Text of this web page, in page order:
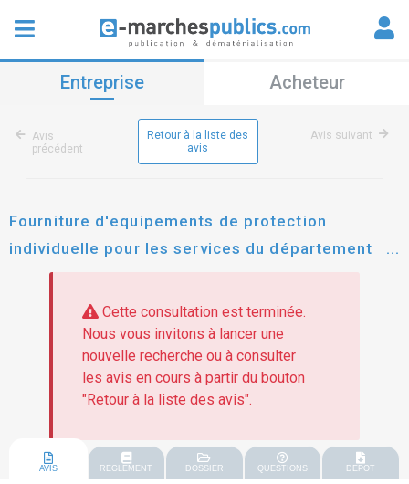
Entreprise Acheteur
Avis
précédent
Retour à la liste des
avis
Avis suivant
Fourniture d'equipements de protection
individuelle pour les services du département
des pyrénées-atlantiques
Cette consultation est terminée.
Nous vous invitons à lancer une
nouvelle recherche ou à consulter
les avis en cours à partir du bouton
"Retour à la liste des avis".
AVIS REGLEMENT DOSSIER QUESTIONS DEPOT